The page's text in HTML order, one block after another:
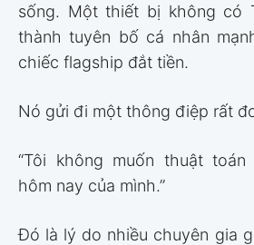
sống. Một thiết bị không có
thành tuyên bố cá nhân
chiếc flagship đắt tiền.
Nó gửi đi một thông điệp rất
“Tôi không muốn thuật
hôm nay của mình.”
Đó là lý do nhiều chuyên gia